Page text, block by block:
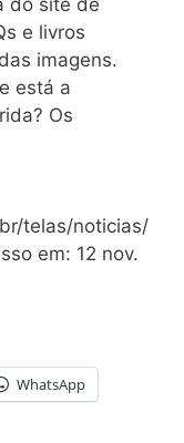
e livros
imagens.
está a
Os
telas/noticias/
em: 12 nov.
WhatsApp